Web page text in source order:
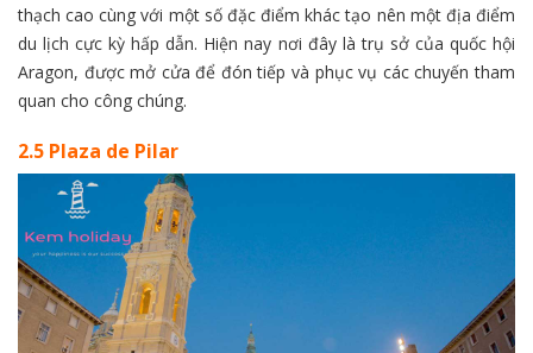
thạch cao cùng với một số đặc điểm khác tạo nên một địa điểm
du lịch cực kỳ hấp dẫn. Hiện nay nơi đây là trụ sở của quốc hội
Aragon, được mở cửa để đón tiếp và phục vụ các chuyến tham
quan cho công chúng.
2.5 Plaza de Pilar